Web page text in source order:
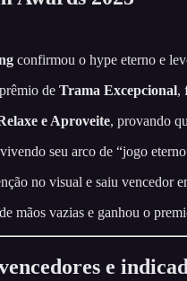
confirmou o hype eterno e
de Trama Excepcional,
e Aproveite, provando
seu arco de “jogo
no visual e saiu vencedor
mãos vazias e ganhou o
e